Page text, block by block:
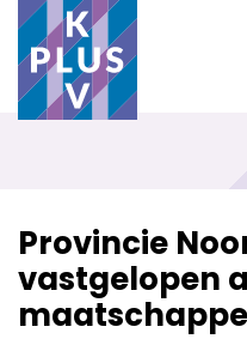
Provincie
vastgelopen